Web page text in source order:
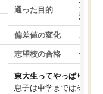
通った目的
大学
対策
偏差値の変化 上が
志望校の合格 合格
東大生ってやっぱりすご
息子は中学まではそこそ